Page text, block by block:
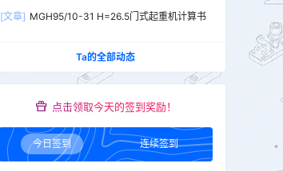
[文章] MGH95/10-31 H=26.5门式起重机计算书
Ta的全部动态
点击领取今天的签到奖励！
今日签到 连续签到